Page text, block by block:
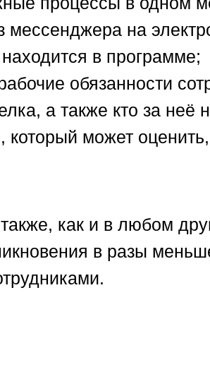
мессенджера на
в программе;
обязанности
а также кто за
который может
как и в любом
в разы